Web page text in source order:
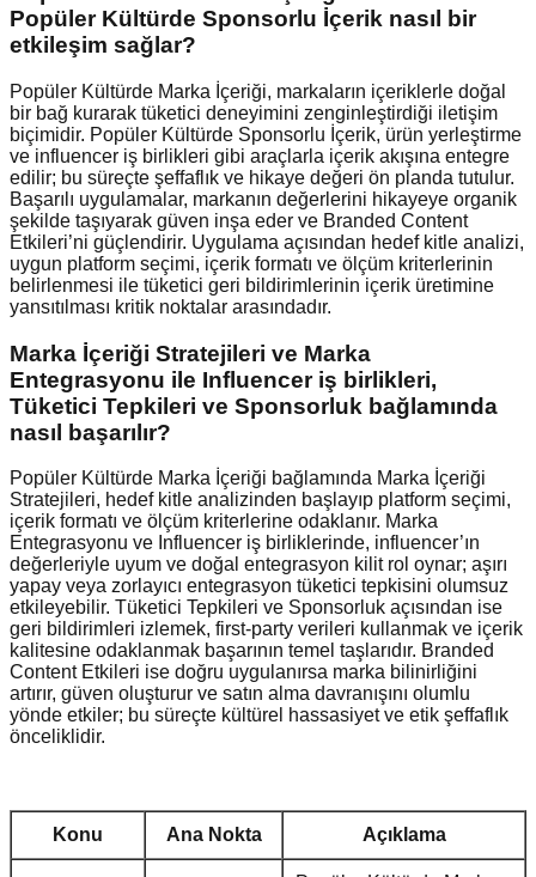
Popüler Kültürde Sponsorlu İçerik nasıl bir
etkileşim sağlar?
Popüler Kültürde Marka İçeriği, markaların içeriklerle doğal
bir bağ kurarak tüketici deneyimini zenginleştirdiği iletişim
biçimidir. Popüler Kültürde Sponsorlu İçerik, ürün yerleştirme
ve influencer iş birlikleri gibi araçlarla içerik akışına entegre
edilir; bu süreçte şeffaflık ve hikaye değeri ön planda tutulur.
Başarılı uygulamalar, markanın değerlerini hikayeye organik
şekilde taşıyarak güven inşa eder ve Branded Content
Etkileri’ni güçlendirir. Uygulama açısından hedef kitle analizi,
uygun platform seçimi, içerik formatı ve ölçüm kriterlerinin
belirlenmesi ile tüketici geri bildirimlerinin içerik üretimine
yansıtılması kritik noktalar arasındadır.
Marka İçeriği Stratejileri ve Marka
Entegrasyonu ile Influencer iş birlikleri,
Tüketici Tepkileri ve Sponsorluk bağlamında
nasıl başarılır?
Popüler Kültürde Marka İçeriği bağlamında Marka İçeriği
Stratejileri, hedef kitle analizinden başlayıp platform seçimi,
içerik formatı ve ölçüm kriterlerine odaklanır. Marka
Entegrasyonu ve Influencer iş birliklerinde, influencer’ın
değerleriyle uyum ve doğal entegrasyon kilit rol oynar; aşırı
yapay veya zorlayıcı entegrasyon tüketici tepkisini olumsuz
etkileyebilir. Tüketici Tepkileri ve Sponsorluk açısından ise
geri bildirimleri izlemek, first-party verileri kullanmak ve içerik
kalitesine odaklanmak başarının temel taşlarıdır. Branded
Content Etkileri ise doğru uygulanırsa marka bilinirliğini
artırır, güven oluşturur ve satın alma davranışını olumlu
yönde etkiler; bu süreçte kültürel hassasiyet ve etik şeffaflık
önceliklidir.
Konu Ana Nokta Açıklama